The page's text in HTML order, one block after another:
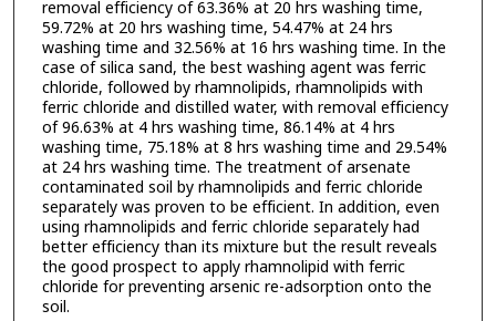
removal efficiency of 63.36% at 20 hrs washing time,
59.72% at 20 hrs washing time, 54.47% at 24 hrs
washing time and 32.56% at 16 hrs washing time. In the
case of silica sand, the best washing agent was ferric
chloride, followed by rhamnolipids, rhamnolipids with
ferric chloride and distilled water, with removal efficiency
of 96.63% at 4 hrs washing time, 86.14% at 4 hrs
washing time, 75.18% at 8 hrs washing time and 29.54%
at 24 hrs washing time. The treatment of arsenate
contaminated soil by rhamnolipids and ferric chloride
separately was proven to be efficient. In addition, even
using rhamnolipids and ferric chloride separately had
better efficiency than its mixture but the result reveals
the good prospect to apply rhamnolipid with ferric
chloride for preventing arsenic re-adsorption onto the
soil.